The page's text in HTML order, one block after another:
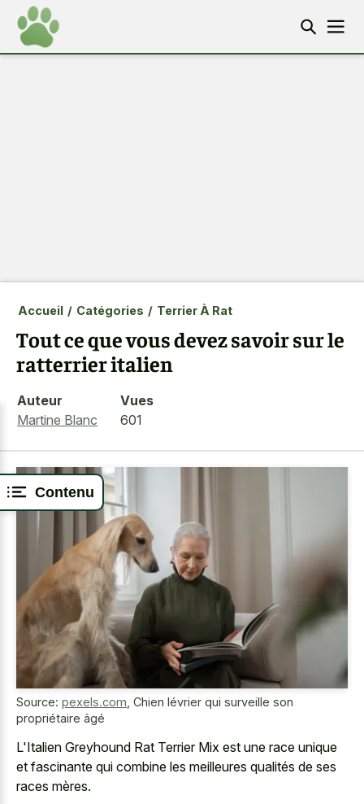
Contenu
Accueil / Catégories / Terrier À Rat
Tout ce que vous devez savoir sur le
ratterrier italien
Auteur
Martine Blanc
Vues
601
Source: pexels.com Chien lévrier qui surveille son
propriétaire âgé
L'Italien Greyhound Rat Terrier Mix est une race unique
et fascinante qui combine les meilleures qualités de ses
races mères.